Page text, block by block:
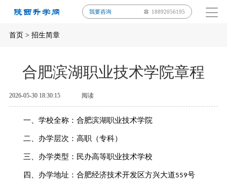
我要咨询 18892056195
首页> 招生简章
合肥滨湖职业技术学院章程
2026-05-30 18:30:15 阅读
一、学校全称：合肥滨湖职业技术学院
二、办学层次：高职（专科）
三、办学类型：民办高等职业技术学校
四、办学地址：合肥经济技术开发区方兴大道559号